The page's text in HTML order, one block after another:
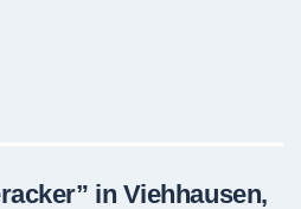
in Viehhausen,